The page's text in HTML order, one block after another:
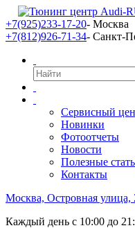
+7(925)233-17-20- Москва
+7(812)926-71-34- Санкт-
Сервисный
Новинки
Фотоотчеты
Новости
Полезные
Контакты
Москва, Островная улица,
Каждый день с 10:00 до